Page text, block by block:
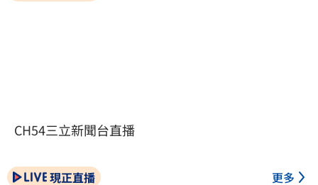
CH54三立新聞台直播
現正直播 更多